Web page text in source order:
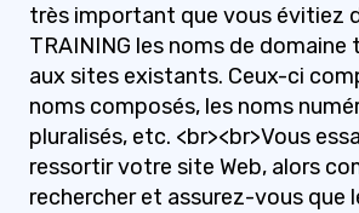
très important que vous évitiez
TRAINING les noms de
aux sites existants. Ceux-ci
noms composés, les noms
pluralisés, etc. <br><br>Vous
ressortir votre site Web, alors
rechercher et assurez-vous que